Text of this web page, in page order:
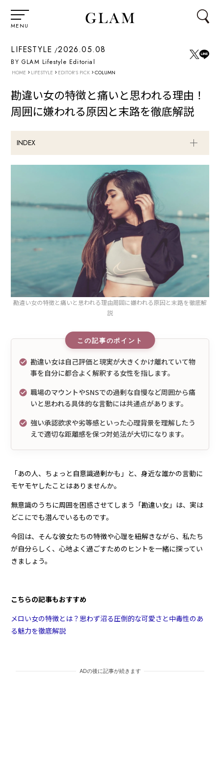
MENU
LIFESTYLE 2026.05.08
BY GLAM Lifestyle Editorial
HOME › LIFESTYLE › EDITOR'S PICK › COLUMN
勘違い女の特徴と痛いと思われる理由！
周囲に嫌われる原因と末路を徹底解説
INDEX
勘違い女の特徴と痛いと思われる理由周囲に嫌われる原因と末路を徹底解
説
勘違い女は自己評価と現実が大きくかけ離れていて物
事を自分に都合よく解釈する女性を指します。
職場のマウントやSNSでの過剰な自慢など周囲から痛
いと思われる具体的な言動には共通点があります。
強い承認欲求や劣等感といった心理背景を理解したう
えで適切な距離感を保つ対処法が大切になります。
「あの人、ちょっと自意識過剰かも」と、身近な誰かの言動に
モヤモヤしたことはありませんか。
無意識のうちに周囲を困惑させてしまう「勘違い女」は、実は
どこにでも潜んでいるものです。
今回は、そんな彼女たちの特徴や心理を紐解きながら、私たち
が自分らしく、心地よく過ごすためのヒントを一緒に探ってい
きましょう。
こちらの記事もおすすめ
メロい女の特徴とは？思わず沼る圧倒的な可愛さと中毒性のあ
る魅力を徹底解説
ADの後に記事が続きます